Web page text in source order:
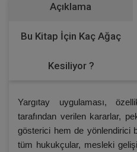
Açıklama
Bu Kitap İçin Kaç Ağaç
Kesiliyor ?
Yargıtay uygulaması,
tarafından verilen kararlar,
gösterici hem de yönlendirici
tüm hukukçular, mesleki